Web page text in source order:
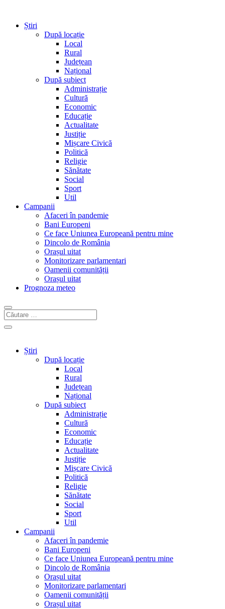
Știri
După locație
Local
Rural
Județean
Național
După subiect
Administrație
Cultură
Economic
Educație
Actualitate
Justiție
Mișcare Civică
Politică
Religie
Sănătate
Social
Sport
Util
Campanii
Afaceri în pandemie
Bani Europeni
Ce face Uniunea Europeană pentru mine
Dincolo de România
Orașul uitat
Monitorizare parlamentari
Oamenii comunității
Orașul uitat
Prognoza meteo
Știri
După locație
Local
Rural
Județean
Național
După subiect
Administrație
Cultură
Economic
Educație
Actualitate
Justiție
Mișcare Civică
Politică
Religie
Sănătate
Social
Sport
Util
Campanii
Afaceri în pandemie
Bani Europeni
Ce face Uniunea Europeană pentru mine
Dincolo de România
Orașul uitat
Monitorizare parlamentari
Oamenii comunității
Orașul uitat